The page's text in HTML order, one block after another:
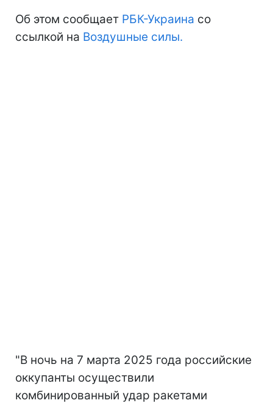
Об этом сообщает РБК-Украина со
ссылкой на Воздушные силы.
"В ночь на 7 марта 2025 года российские
оккупанты осуществили
комбинированный удар ракетами